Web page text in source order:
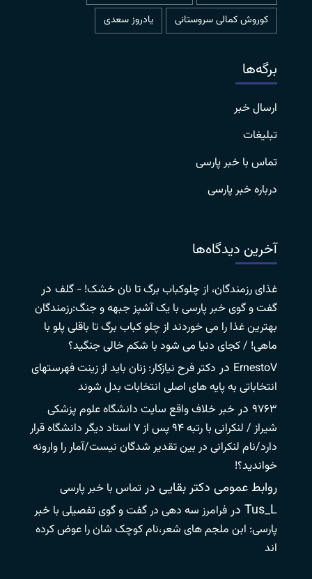
کوروش کمالی سروستانی
یادروز سعدی
برگه‌ها
ارسال خبر
تبلیغات
تماس با خبر پارسی
درباره خبر پارسی
آخرین دیدگاه‌ها
غذای رزمندگان، از چلوکباب برگ تا نان خشک! - گلف در
گفت و گوی خبر پارسی با یک آشپز جبهه و جنگ:رزمندگان
بهترین غذا را می خوردند از چلو کباب برگ تا باقلی پلو با
ماهی! / کجای دنیا می شود با شکم خالی جنگید؟
ErnestoV در دکتر فرح نیازکار: زنان باید از زینت فهرستهای
انتخاباتی به پایه های اصلی انتخابات بدل شوند
۹۷۶۳ در خبر خلاف واقع سایت دانشگاه علوم پزشکی
شیراز / لنکرانی با رتبه ۹۴ پس از ۷ استاد دیگر دانشگاه قرار
دارد/نام لنکرانی در بین تقدیر شدگان نیست/آمار را وارونه
خواندید؟!
روابط عمومی دکتر بقایی در تماس با خبر پارسی
Tus_L در فرامرز سه دهی در گفت و گوی تفصیلی با خبر
پارسی: ابن ملجم های شعر،نام کوچک شان را عوض کرده
اند